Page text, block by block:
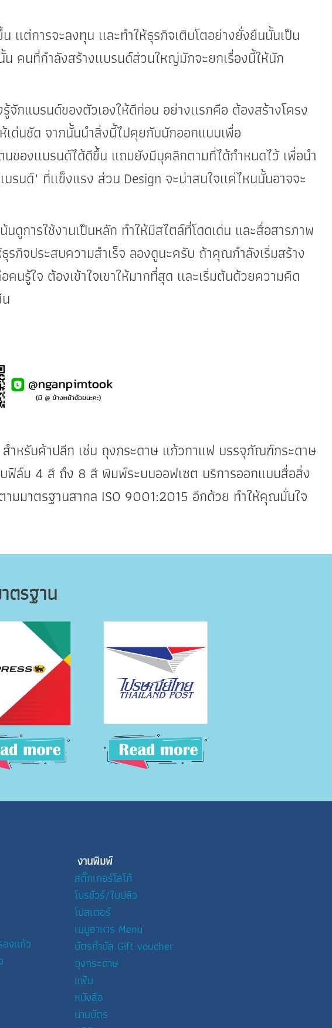
เต่การจะลงทุน เเละทำให้ธุรกิจเติบโตอย่างยั่งยืนนั้นเป็น
น คนที่กำลังสร้างเเบรนด์ส่วนใหญ่มักจะยกเรื่องนี้ให้นัก
จักแบรนด์ของตัวเองให้ดีก่อน อย่างเเรกคือ ต้องสร้างโครง
เด่นชัด จากนั้นนำสิ่งนี้ไปคุยกับนักออกแบบเพื่อ
ของเเบรนด์ได้ดีขึ้น แถมยังมีบุคลิกตามที่ได้กำหนดไว้ เพื่อนำ
นด์" ที่เเข็งแรง ส่วน Design จะน่าสนใจเเค่ไหนนั้นอาจจะ
การใช้งานเป็นหลัก ทำให้มีสไตล์ที่โดดเด่น และสื่อสารภาพ
กิจประสบความสำเร็จ ลองดูนะครับ ถ้าคุณกำลังเริ่มสร้าง
ใจ ต้องเข้าใจเขาให้มากที่สุด เเละเริ่มต้นด้วยความคิด
สำหรับค้าปลีก เช่น ถุงกระดาษ แก้วกาแฟ บรรจุภัณฑ์กระดาษ
ฟิล์ม 4 สี ถึง 8 สี พิมพ์ระบบออฟเซต บริการออกแบบสื่อสิ่ง
มาตรฐานสากล ISO 9001:2015 อีกด้วย ทำให้คุณมั่นใจ
ตรฐาน
งแก้ว
งานพิมพ์
สติ๊กเกอร์โลโก้
โบรชัวร์/ใบปลิว
โปสเตอร์
เมนูอาหาร Menu
บัตรกำนัล Gift voucher
ถุงกระดาษ
แฟ้ม
หนังสือ
นามบัตร